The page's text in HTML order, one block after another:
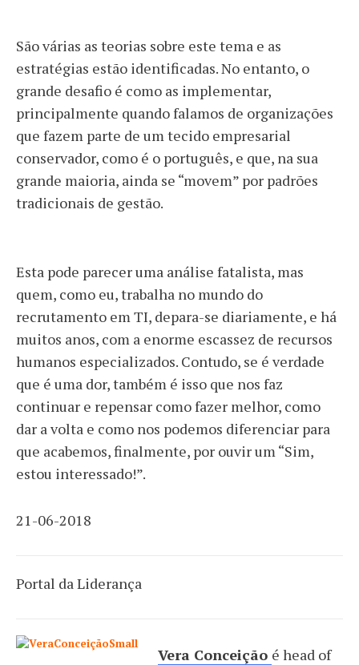
São várias as teorias sobre este tema e as
estratégias estão identificadas. No entanto, o
grande desafio é como as implementar,
principalmente quando falamos de organizações
que fazem parte de um tecido empresarial
conservador, como é o português, e que, na sua
grande maioria, ainda se “movem” por padrões
tradicionais de gestão.
Esta pode parecer uma análise fatalista, mas
quem, como eu, trabalha no mundo do
recrutamento em TI, depara-se diariamente, e há
muitos anos, com a enorme escassez de recursos
humanos especializados. Contudo, se é verdade
que é uma dor, também é isso que nos faz
continuar e repensar como fazer melhor, como
dar a volta e como nos podemos diferenciar para
que acabemos, finalmente, por ouvir um “Sim,
estou interessado!”.
21-06-2018
Portal da Liderança
Vera Conceição é head of